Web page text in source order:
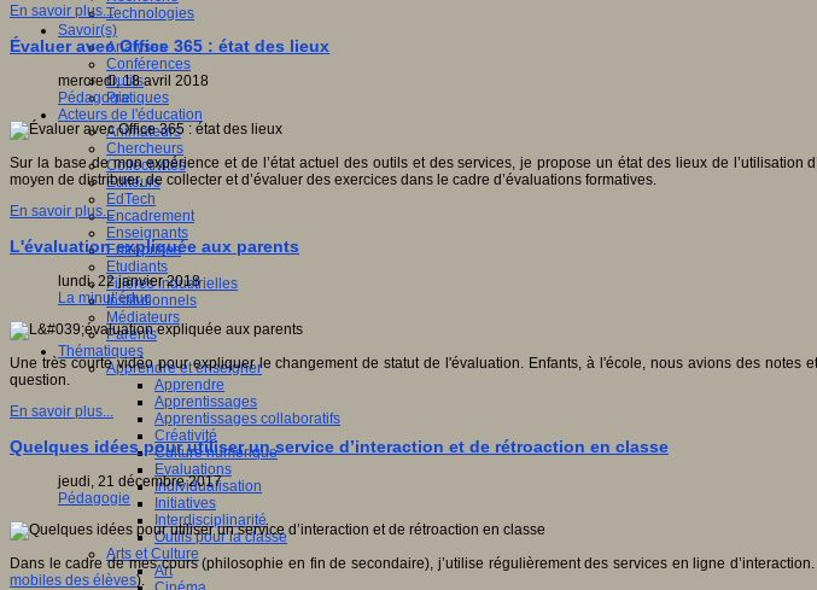
Technologies
Savoir(s)
Analyses
Conférences
Outils
Pratiques
Acteurs de l'éducation
Animateurs
Chercheurs
Collectivités
Editeurs
EdTech
Encadrement
Enseignants
Entreprises
Etudiants
Filières industrielles
Institutionnels
Médiateurs
Parents
Thématiques
Apprendre et enseigner
Apprendre
Apprentissages
Apprentissages collaboratifs
Créativité
Culture numérique
Evaluations
Individualisation
Initiatives
Interdisciplinarité
Outils pour la classe
Arts et Culture
Art
En savoir plus...
Évaluer avec Office 365 : état des lieux
mercredi, 18 avril 2018
Pédagogie
Sur la base de mon expérience et de l’état actuel des outils et des services, je propose un état des lieux de
moyen de distribuer, de collecter et d’évaluer des exercices dans le cadre d’évaluations formatives.
En savoir plus...
L'évaluation expliquée aux parents
lundi, 22 janvier 2018
La minut’éduc
Une très courte vidéo pour expliquer le changement de statut de l'évaluation. Enfants, à l'école, nous avions des
question.
En savoir plus...
Quelques idées pour utiliser un service d’interaction et de rétroaction en classe
jeudi, 21 décembre 2017
Pédagogie
Dans le cadre de mes cours (philosophie en fin de secondaire), j’utilise régulièrement des services en ligne
mobiles des élèves).